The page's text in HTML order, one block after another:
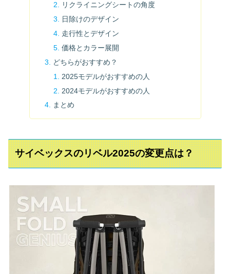
リクライニングシートの角度
日除けのデザイン
走行性とデザイン
価格とカラー展開
どちらがおすすめ？
2025モデルがおすすめの人
2024モデルがおすすめの人
まとめ
サイベックスのリベル2025の変更点は？